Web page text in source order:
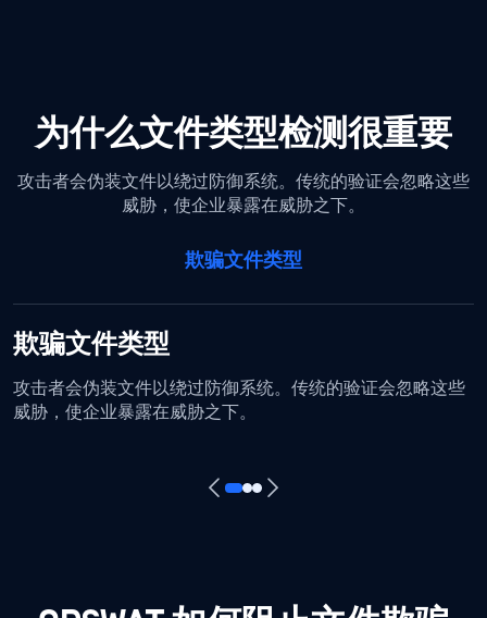
为什么文件类型检测很重要
攻击者会伪装文件以绕过防御系统。传统的验证会忽略这些
威胁，使企业暴露在威胁之下。
欺骗文件类型
欺骗文件类型
攻击者会伪装文件以绕过防御系统。传统的验证会忽略这些
威胁，使企业暴露在威胁之下。